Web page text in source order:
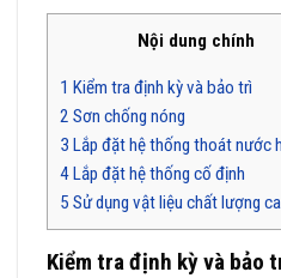
Nội dung chính
1 Kiểm tra định kỳ và bảo trì
2 Sơn chống nóng
3 Lắp đặt hệ thống thoát nước
4Lắp đặt hệ thống cố định
5 Sử dụng vật liệu chất lượng
Kiểm tra định kỳ và bảo